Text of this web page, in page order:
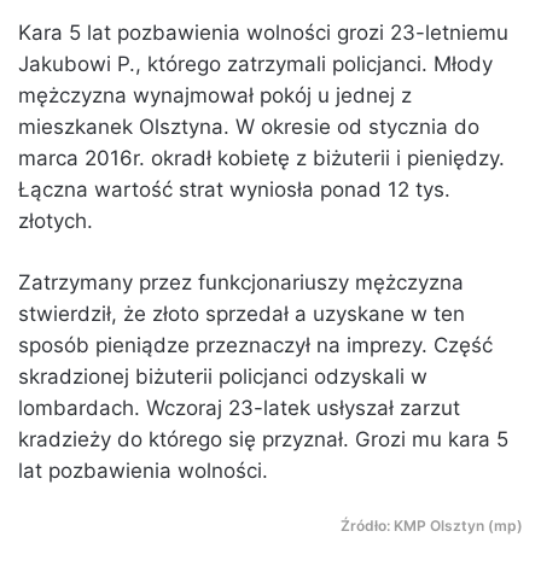
Kara 5 lat pozbawienia wolności grozi 23-letniemu
Jakubowi P., którego zatrzymali policjanci. Młody
mężczyzna wynajmował pokój u jednej z
mieszkanek Olsztyna. W okresie od stycznia do
marca 2016r. okradł kobietę z biżuterii i pieniędzy.
Łączna wartość strat wyniosła ponad 12 tys.
złotych.
Zatrzymany przez funkcjonariuszy mężczyzna
stwierdził, że złoto sprzedał a uzyskane w ten
sposób pieniądze przeznaczył na imprezy. Część
skradzionej biżuterii policjanci odzyskali w
lombardach. Wczoraj 23-latek usłyszał zarzut
kradzieży do którego się przyznał. Grozi mu kara 5
lat pozbawienia wolności.
Źródło: KMP Olsztyn (mp)